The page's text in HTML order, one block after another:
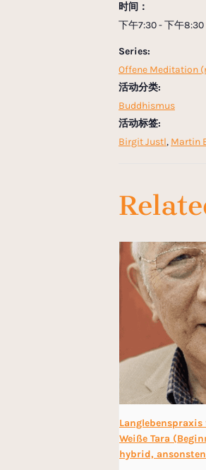
时间：
下午7:30 - 下午8:30
Series:
Offene Meditation
活动分类:
Buddhismus
活动标签:
Birgit Justl, Martin
Langlebenspraxis
Weiße Tara
hybrid,